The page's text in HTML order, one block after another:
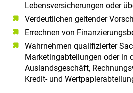
Lebensversicherungen oder
Verdeutlichen geltender
Errechnen von
Wahrnehmen qualifizierter
Marketingabteilungen oder in
Auslandsgeschäft,
Kredit- und